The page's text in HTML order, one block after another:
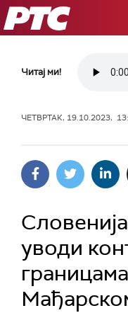
РТС
Читај ми!
ЧЕТВРТАК, 19.10.2023,
уводи